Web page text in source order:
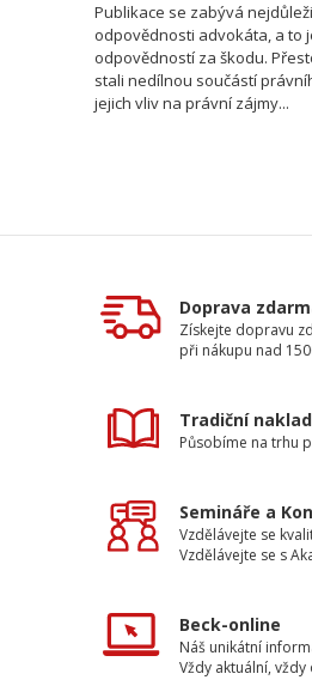
Publikace se zabývá
odpovědnosti advokáta, a to
odpovědností za škodu.
stali nedílnou součástí
jejich vliv na právní zájmy...
Doprava
Získejte dopravu
při nákupu nad
Tradiční
Působíme na trhu
Semináře a
Vzdělávejte se
Vzdělávejte se s
Beck-online
Náš unikátní
Vždy aktuální, vždy